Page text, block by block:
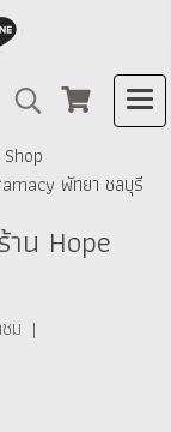
Shop
พัทยา ชลบุรี
น Hope
ม |